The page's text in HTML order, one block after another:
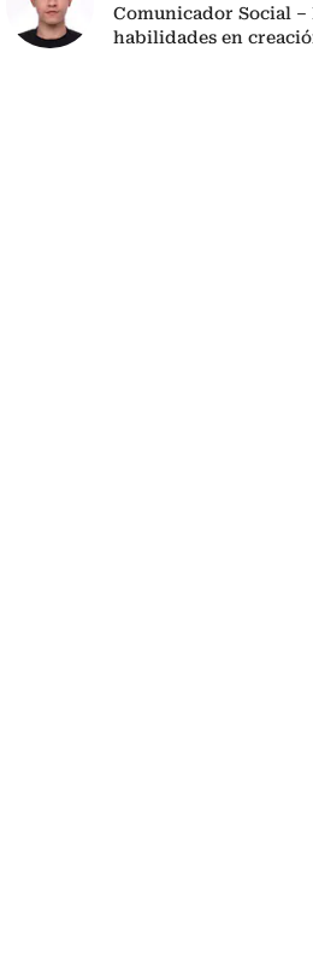
Comunicador Social
habilidades en